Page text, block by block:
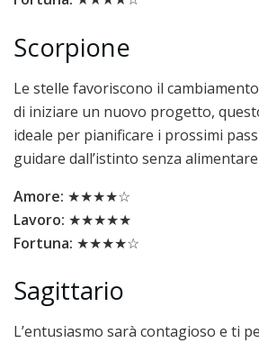
Scorpione
Le stelle favoriscono il
di iniziare un nuovo progetto,
ideale per pianificare i prossimi
guidare dall’istinto senza
Amore: ★★★★☆
Lavoro: ★★★★★
Fortuna: ★★★★☆
Sagittario
L’entusiasmo sarà contagioso e ti